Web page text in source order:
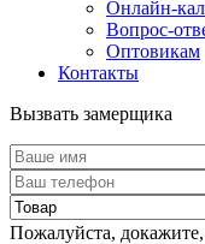
Онлайн-
Вопрос-
Оптовикам
Контакты
Вызвать замерщика
Пожалуйста,